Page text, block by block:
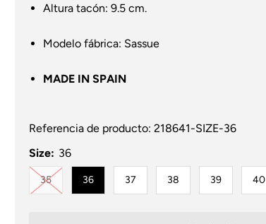
Altura tacón: 9.5 cm.
Modelo fábrica: Sassue
MADE IN SPAIN
Referencia de producto: 218641-SIZE-36
Size: 36
35Variante agotada o no disponible
36 37 38 39 40